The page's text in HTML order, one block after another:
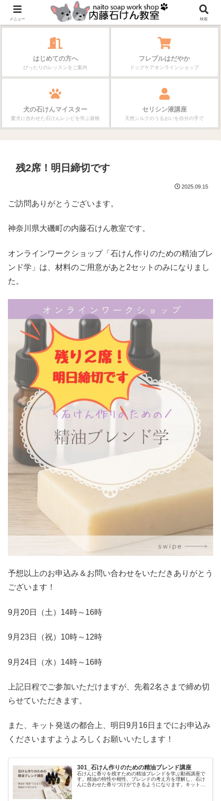
作る楽しさが、毎日の暮らしを変えていく。
はじめての方へ
ぴったりのレッスンをご案内
フレブルはだやか
ドッグケアオンラインショップ
犬の石けんマイスター
愛犬に合わせた石けんレシピを学ぶ資格
セリシン液講座
天然シルクのうるおいを自分の手で
残2席！明日締切です
2025.09.15
ご訪問ありがとうございます。
神奈川県大磯町の内藤石けん教室です。
オンラインワークショップ「石けん作りのための精油ブレ
ンド学」は、材料のご用意があと2セットのみになりまし
た。
予想以上のお申込み＆お問い合わせをいただきありがとう
ございます！
9月20日（土）14時～16時
9月23日（祝）10時～12時
9月24日（水）14時～16時
上記日程でご参加いただけますが、先着2名さまで締め切
らせていただきます。
また、キット発送の都合上、明日9月16日までにお申込み
くださいますようよろしくお願いいたします！
301_石けん作りのための精油ブレンド講座
石けんに香りを残すための精油ブレンドを学ぶ動画講座で
す。精油の特性や相性、ブレンドの考え方を理解し、石け
んに合わせた香りづけができるようになります。キット・
メニュー 検索